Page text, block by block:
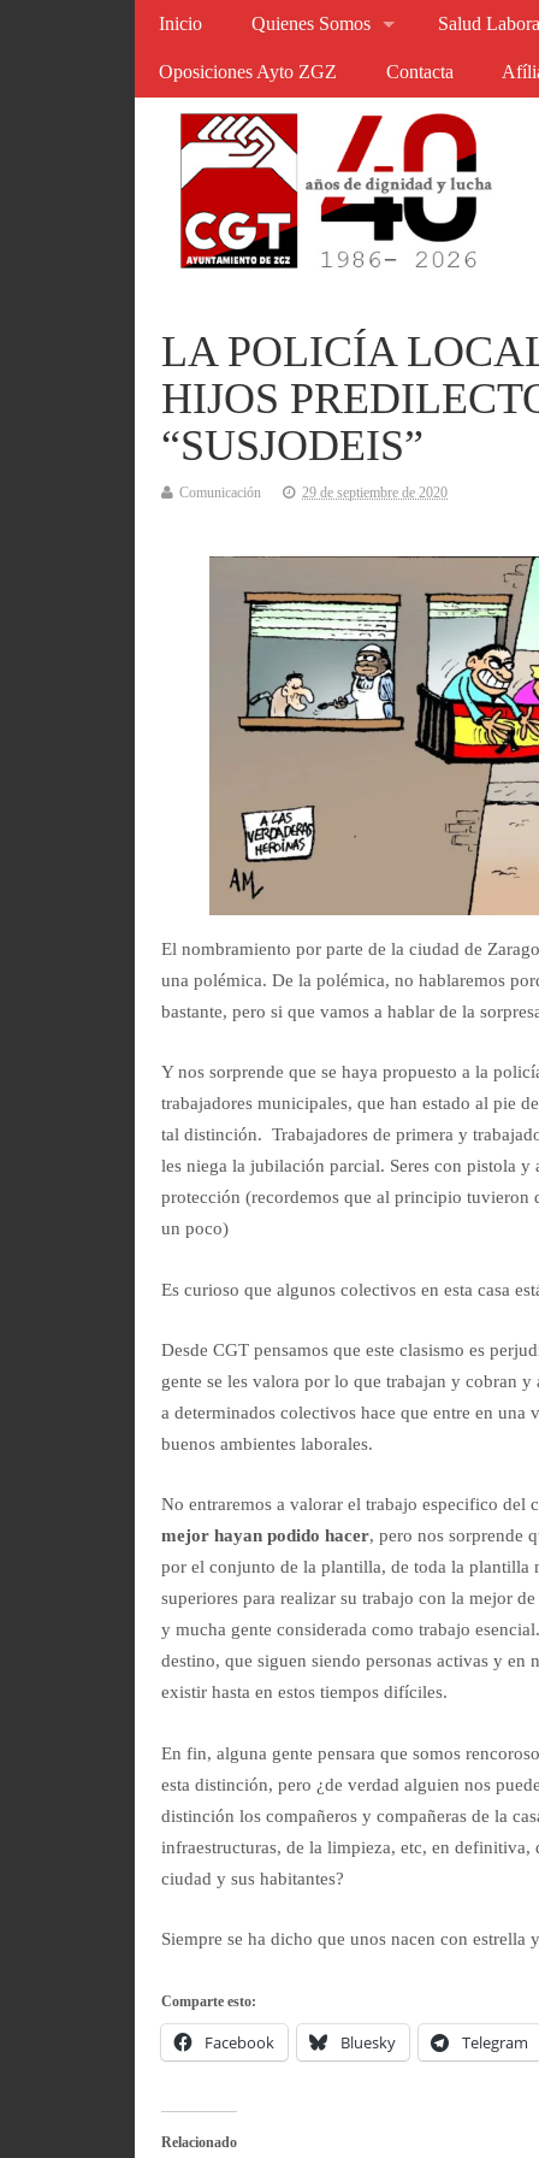
Inicio Quienes Somos Salud
Oposiciones Ayto ZGZ Contacta
LA POLICÍA
HIJOS
“SUSJODEIS”
Comunicación 29 de septiembre de 2020
El nombramiento por parte de la ciudad de
una polémica. De la polémica, no hablaremos
bastante, pero si que vamos a hablar de la
Y nos sorprende que se haya propuesto a la
trabajadores municipales, que han estado al pie
tal distinción. Trabajadores de primera y
les niega la jubilación parcial. Seres con pistola
protección (recordemos que al principio tuvieron
un poco)
Es curioso que algunos colectivos en esta casa
Desde CGT pensamos que este clasismo es
gente se les valora por lo que trabajan y cobran
a determinados colectivos hace que entre en una
buenos ambientes laborales.
No entraremos a valorar el trabajo especifico
mejor hayan podido hacer, pero nos sorprende
por el conjunto de la plantilla, de toda la plantilla
superiores para realizar su trabajo con la mejor
y mucha gente considerada como trabajo
destino, que siguen siendo personas activas y
existir hasta en estos tiempos difíciles.
En fin, alguna gente pensara que somos
esta distinción, pero ¿de verdad alguien nos
distinción los compañeros y compañeras de la
infraestructuras, de la limpieza, etc, en
ciudad y sus habitantes?
Siempre se ha dicho que unos nacen con estrella
Comparte esto:
Facebook Bluesky Telegram
Relacionado